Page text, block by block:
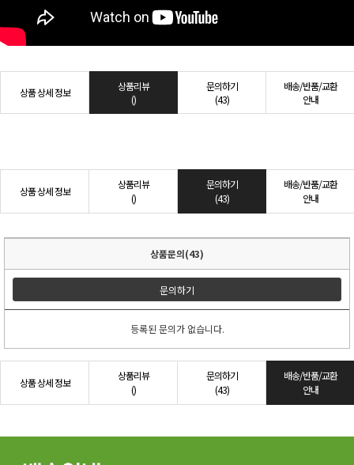
상품 상세 정보
상품리뷰
()
문의하기
(43)
배송/반품/교환
안내
상품 상세 정보
상품리뷰
()
문의하기
(43)
배송/반품/교환
안내
상품문의(43)
문의하기
등록된 문의가 없습니다.
상품 상세 정보
상품리뷰
()
문의하기
(43)
배송/반품/교환
안내